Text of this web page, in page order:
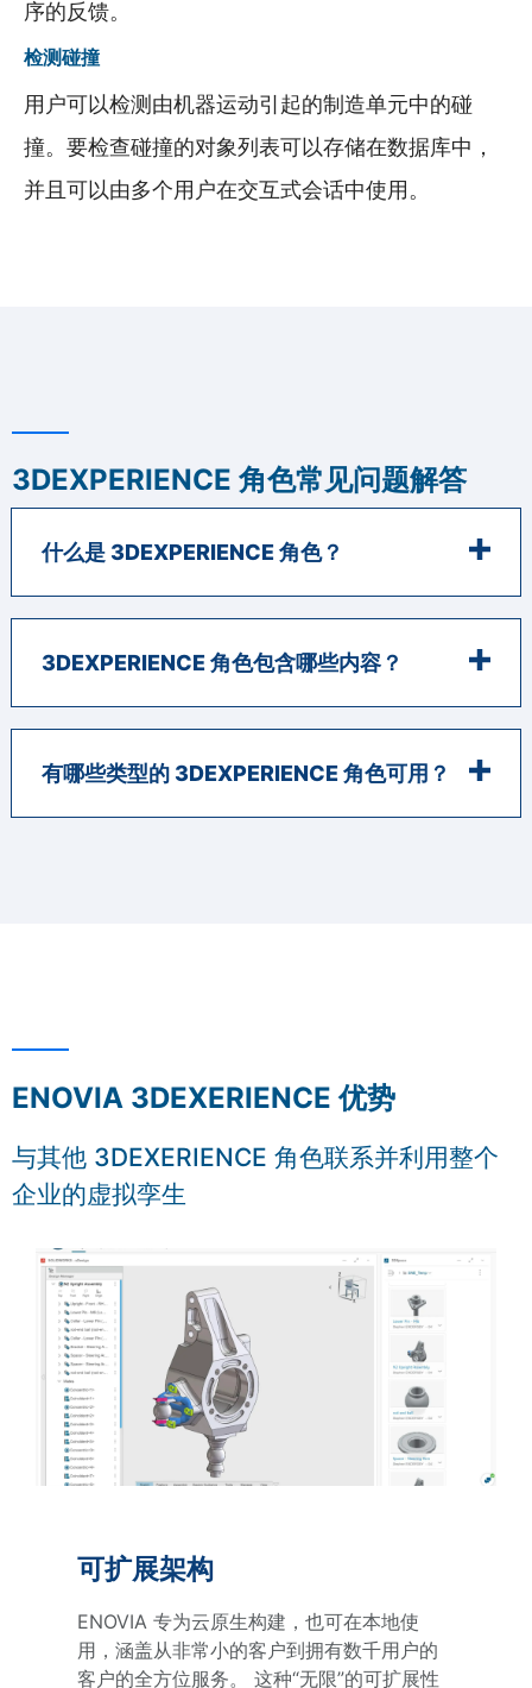
序的反馈。
检测碰撞
用户可以检测由机器运动引起的制造单元中的碰
撞。要检查碰撞的对象列表可以存储在数据库中，
并且可以由多个用户在交互式会话中使用。
3DEXPERIENCE 角色常见问题解答
什么是 3DEXPERIENCE 角色？
3DEXPERIENCE 角色包含哪些内容？
有哪些类型的 3DEXPERIENCE 角色可用？
ENOVIA 3DEXERIENCE 优势
与其他 3DEXERIENCE 角色联系并利用整个
企业的虚拟孪生
可扩展架构
ENOVIA 专为云原生构建，也可在本地使
用，涵盖从非常小的客户到拥有数千用户的
客户的全方位服务。 这种“无限”的可扩展性